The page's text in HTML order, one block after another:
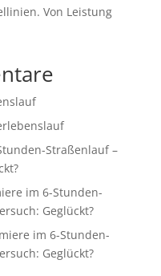
Von Leistung
Straßenlauf –
im 6-Stunden-
Geglückt?
im 6-Stunden-
Geglückt?